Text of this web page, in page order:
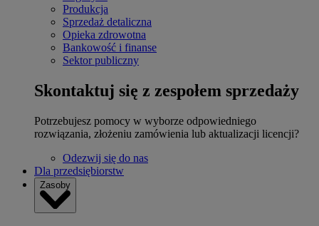
Produkcja
Sprzedaż detaliczna
Opieka zdrowotna
Bankowość i finanse
Sektor publiczny
Skontaktuj się z zespołem sprzedaży
Potrzebujesz pomocy w wyborze odpowiedniego
rozwiązania, złożeniu zamówienia lub aktualizacji licencji?
Odezwij się do nas
Dla przedsiębiorstw
Zasoby